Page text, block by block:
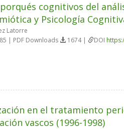
cognitivos del
y Psicología
Latorre
| PDF Downloads 1674 | DOI
en el tratamiento
vascos (1996-1998)